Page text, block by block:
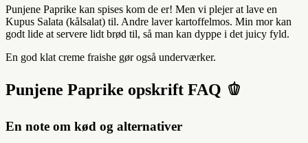
Punjene Paprike kan spises kom de er! Men vi plejer at lave en
Kupus Salata (kålsalat) til. Andre laver kartoffelmos. Min mor kan
godt lide at servere lidt brød til, så man kan dyppe i det juicy fyld.
En god klat creme fraishe gør også underværker.
Punjene Paprike opskrift FAQ 🫑
En note om kød og alternativer